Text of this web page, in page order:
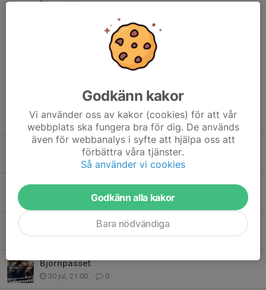
Vi ses på banan!!
Tidigare nyheter
Lördagsskytte
Igår, 10:06 0
Torsdagsskytte
0
Tisdagsskytte
Björnpasset
30 jul, 21:00 0
Godkänn kakor
Vi använder oss av kakor (cookies) för att vår
webbplats ska fungera bra för dig. De används
även för webbanalys i syfte att hjälpa oss att
förbättra våra tjänster.
Så använder vi cookies
Godkänn alla kakor
Bara nödvändiga